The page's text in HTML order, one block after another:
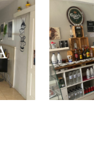
yalquiler mensual